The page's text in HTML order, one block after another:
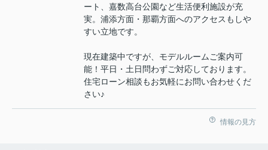
ート、嘉数高台公園など生活便利施設が充
実。浦添方面・那覇方面へのアクセスもしや
すい立地です。
現在建築中ですが、モデルルームご案内可
能！平日・土日問わずご対応しております。
住宅ローン相談もお気軽にお問い合わせくだ
さい♪
情報の見方